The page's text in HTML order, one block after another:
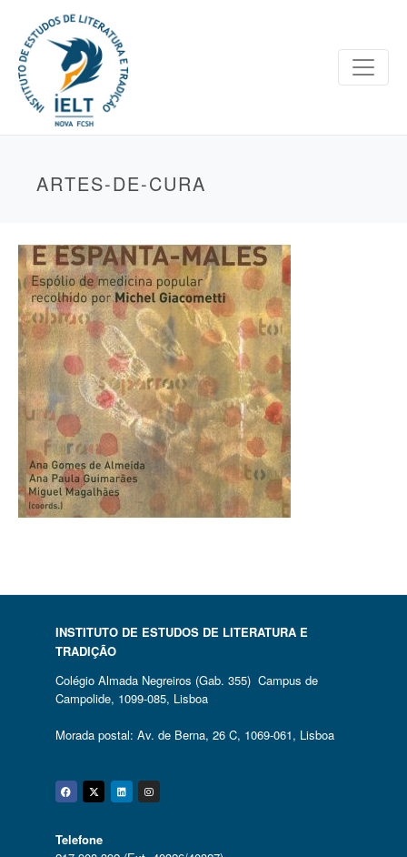
ARTES-DE-CURA
INSTITUTO DE ESTUDOS DE LITERATURA E
TRADIÇÃO
Colégio Almada Negreiros (Gab. 355) Campus de
Campolide, 1099-085, Lisboa
Morada postal: Av. de Berna, 26 C, 1069-061, Lisboa
Facebook
Twitter
Linkedin
Instagram
Telefone